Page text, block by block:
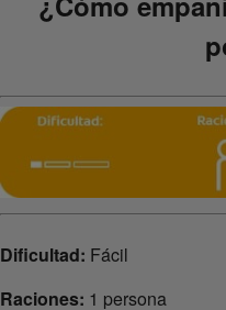
Dificultad: Fácil
Raciones: 1 persona